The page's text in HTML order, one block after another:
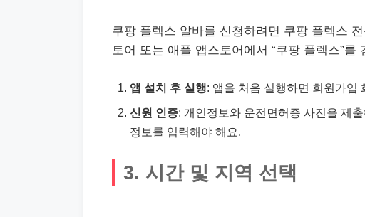
쿠팡 플렉스 알바를 신청하려면 쿠팡 플렉스
토어 또는 애플 앱스토어에서 “쿠팡 플렉스”를
앱 설치 후 실행: 앱을 처음 실행하면 회원가입
신원 인증: 개인정보와 운전면허증 사진을 제
정보를 입력해야 해요.
3. 시간 및 지역 선택